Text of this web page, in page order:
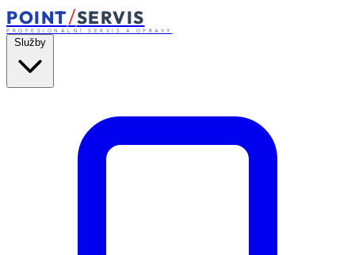
POINT/SERVIS
PROFESIONÁLNÍ SERVIS A OPRAVY
Služby